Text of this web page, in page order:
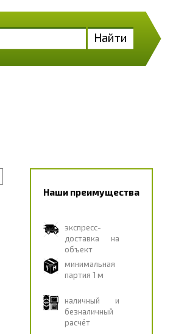
Найти
Наши преимущества
экспресс-
доставка на
объект
минимальная
партия 1 м
наличный и
безналичный
расчёт